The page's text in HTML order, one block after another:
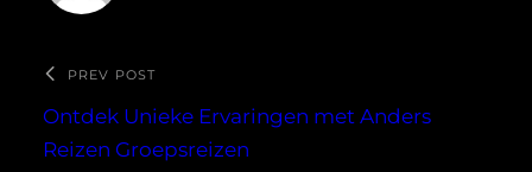
PREV POST
Ontdek Unieke Ervaringen met Anders
Reizen Groepsreizen